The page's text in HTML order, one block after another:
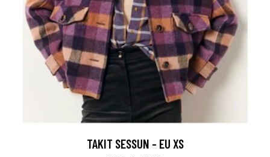
TAKIT SESSUN - EU XS